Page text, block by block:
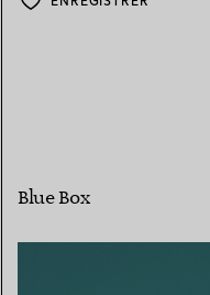
Blue Box